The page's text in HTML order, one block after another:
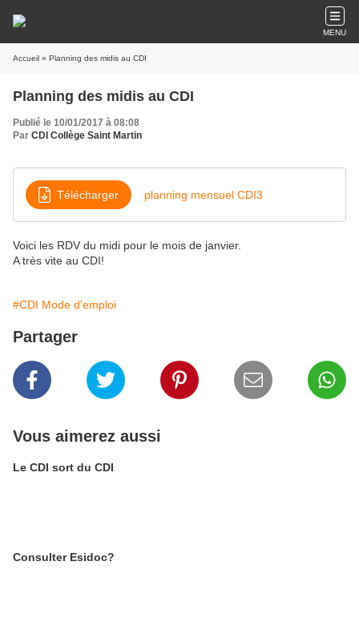
MENU
Accueil » Planning des midis au CDI
Planning des midis au CDI
Publié le 10/01/2017 à 08:08
Par CDI Collège Saint Martin
Télécharger planning mensuel CDI3
Voici les RDV du midi pour le mois de janvier.
A très vite au CDI!
#CDI Mode d'emploi
Partager
Vous aimerez aussi
Le CDI sort du CDI
Consulter Esidoc?